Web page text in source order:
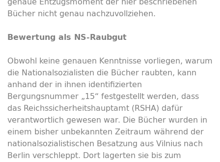
Bücher nicht genau nachzuvollziehen.
Bewertung als NS-Raubgut
Obwohl keine genauen Kenntnisse vorliegen, warum
die Nationalsozialisten die Bücher raubten, kann
anhand der in ihnen identifizierten
Bergungsnummer „15“ festgestellt werden, dass
das Reichssicherheitshauptamt (RSHA) dafür
verantwortlich gewesen war. Die Bücher wurden in
einem bisher unbekannten Zeitraum während der
nationalsozialistischen Besatzung aus Vilnius nach
Berlin verschleppt. Dort lagerten sie bis zum